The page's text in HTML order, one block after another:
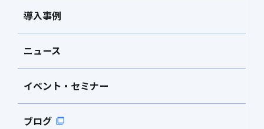
導入事例
ニュース
イベント・セミナー
ブログ